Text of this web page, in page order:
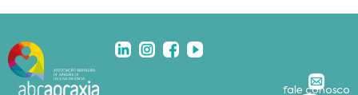
fale conosco